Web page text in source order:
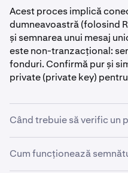
Acest proces implică
dumneavoastră (folosind
și semnarea unui mesaj
este non-tranzacțional:
fonduri. Confirmă pur și
private (private key)
Când trebuie să verific un
Vi se poate cere să vă
Cum funcționează